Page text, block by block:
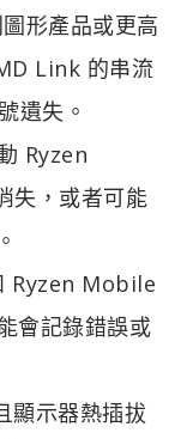
形產品或更高
Link 的串流
遺失。
Ryzen
失，或者可能
Ryzen Mobile
會記錄錯誤或
顯示器熱插拔